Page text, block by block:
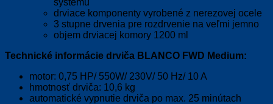
drviace komponenty vyrobené z nerezovej ocele
3 stupne drvenia pre rozdrvenie na veľmi jemno
objem drviacej komory 1200 ml
Technické informácie drviča BLANCO FWD Medium:
motor: 0,75 HP/ 550W/ 230V/ 50 Hz/ 10 A
hmotnosť drviča: 10,6 kg
automatické vypnutie drviča po max. 25 minútach